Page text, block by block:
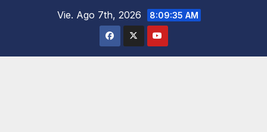
Vie. Ago 7th, 2026 8:09:36 AM